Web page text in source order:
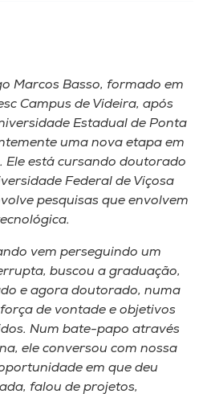
Marcos Basso, formado em
Campus de Videira, após
Estadual de Ponta
uma nova etapa em
Ele está cursando doutorado
Federal de Viçosa
pesquisas que envolvem
vem perseguindo um
buscou a graduação,
e agora doutorado, numa
de vontade e objetivos
Num bate-papo através
ele conversou com nossa
em que deu
falou de projetos,